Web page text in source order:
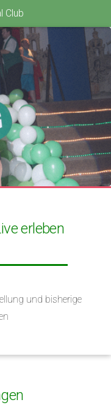
erleben
und bisherige
Club